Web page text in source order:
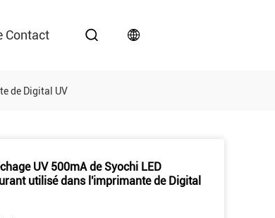
Contact
de Digital UV
UV 500mA de Syochi LED
utilisé dans l'imprimante de Digital